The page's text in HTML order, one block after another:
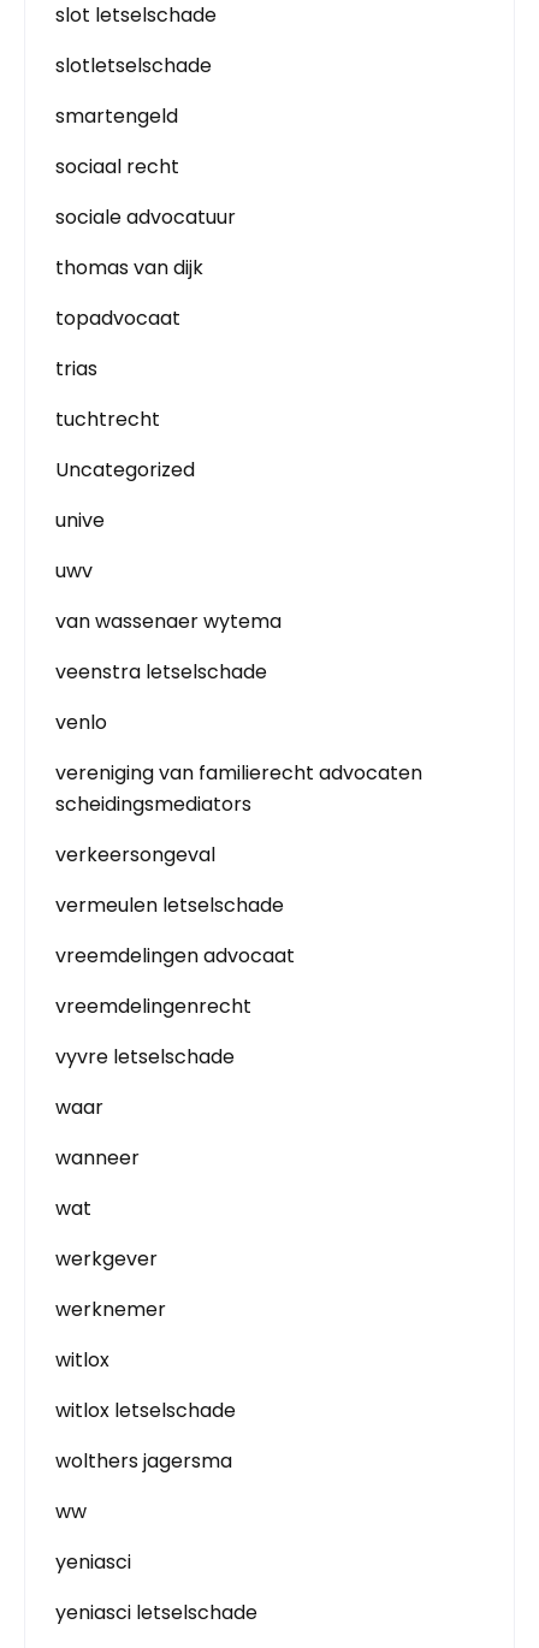
slot letselschade
slotletselschade
smartengeld
sociaal recht
sociale advocatuur
thomas van dijk
topadvocaat
trias
tuchtrecht
Uncategorized
unive
uwv
van wassenaer wytema
veenstra letselschade
venlo
vereniging van familierecht advocaten
scheidingsmediators
verkeersongeval
vermeulen letselschade
vreemdelingen advocaat
vreemdelingenrecht
vyvre letselschade
waar
wanneer
wat
werkgever
werknemer
witlox
witlox letselschade
wolthers jagersma
ww
yeniasci
yeniasci letselschade